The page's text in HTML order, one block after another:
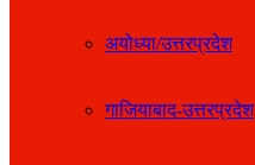
अयोध्या/उत्तरप्रदेश
गाजियाबाद-उत्तरप्रदेश